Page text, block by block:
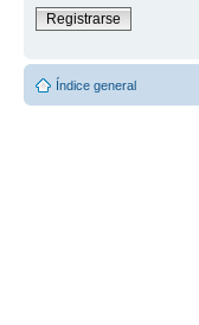
Registrarse
Índice general